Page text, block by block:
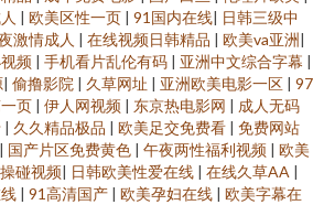
| 欧美区性一页 | 91国内在线| 日韩三级中
激情成人 | 在线视频日韩精品 | 欧美va亚洲|
频 | 手机看片乱伦有码 | 亚洲中文综合字幕 |
| 偷撸影院 | 久草网址 | 亚洲欧美电影一区 | 97
页 | 伊人网视频 | 东京热电影网 | 成人无码
| 久久精品极品 | 欧美足交免费看 | 免费网站
| 国产片区免费黄色 | 午夜两性福利视频 | 欧美
碰视频| 日韩欧美性爱在线 | 在线久草AA |
| 91高清国产 | 欧美孕妇在线 | 欧美字幕在